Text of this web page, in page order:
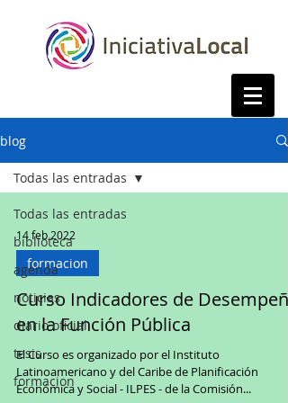
blog
Todas las entradas
biblioteca
agenda
noticias
diario oficial
tesis
formacion
Todas las entradas
14 feb 2022
formacion
Curso Indicadores de Desempeño
en la Función Pública
El Curso es organizado por el Instituto
Latinoamericano y del Caribe de Planificación
Económica y Social - ILPES - de la Comisión...